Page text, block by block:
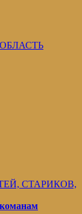
СТАРИКОВ,